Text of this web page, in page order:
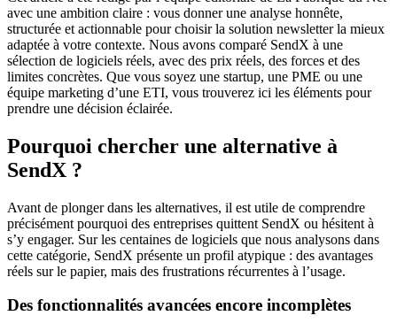
avec une ambition claire : vous donner une analyse honnête,
structurée et actionnable pour choisir la solution newsletter la mieux
adaptée à votre contexte. Nous avons comparé SendX à une
sélection de logiciels réels, avec des prix réels, des forces et des
limites concrètes. Que vous soyez une startup, une PME ou une
équipe marketing d’une ETI, vous trouverez ici les éléments pour
prendre une décision éclairée.
Pourquoi chercher une alternative à
SendX ?
Avant de plonger dans les alternatives, il est utile de comprendre
précisément pourquoi des entreprises quittent SendX ou hésitent à
s’y engager. Sur les centaines de logiciels que nous analysons dans
cette catégorie, SendX présente un profil atypique : des avantages
réels sur le papier, mais des frustrations récurrentes à l’usage.
Des fonctionnalités avancées encore incomplètes